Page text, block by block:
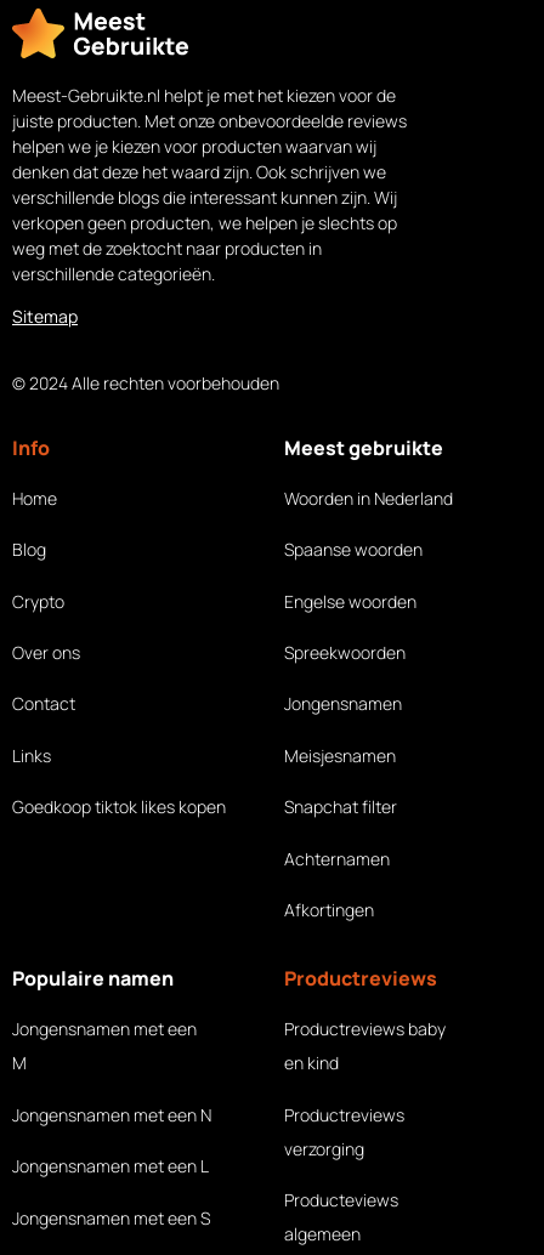
Meest-Gebruikte.nl helpt je met het kiezen voor de
juiste producten. Met onze onbevoordeelde reviews
helpen we je kiezen voor producten waarvan wij
denken dat deze het waard zijn. Ook schrijven we
verschillende blogs die interessant kunnen zijn. Wij
verkopen geen producten, we helpen je slechts op
weg met de zoektocht naar producten in
verschillende categorieën.
Sitemap
© 2024 Alle rechten voorbehouden
Info
Home
Blog
Crypto
Over ons
Contact
Links
Goedkoop tiktok likes kopen
Meest gebruikte
Woorden in Nederland
Spaanse woorden
Engelse woorden
Spreekwoorden
Jongensnamen
Meisjesnamen
Snapchat filter
Achternamen
Afkortingen
Populaire namen
Jongensnamen met een
M
Jongensnamen met een N
Jongensnamen met een L
Jongensnamen met een S
Productreviews
Productreviews baby
en kind
Productreviews
verzorging
Producteviews
algemeen